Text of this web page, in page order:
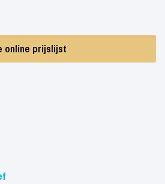
online prijslijst